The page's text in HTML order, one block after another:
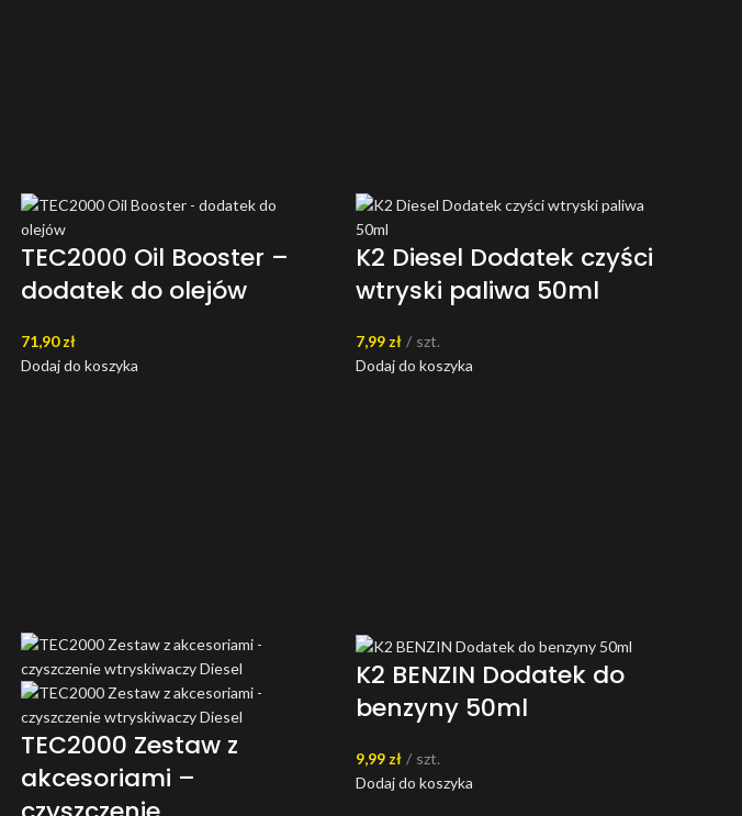
TEC2000 Oil Booster –
dodatek do olejów
71,90zł
Dodaj do koszyka
K2 Diesel Dodatek czyści
wtryski paliwa 50ml
7,99 zł
szt.
Dodaj do koszyka
TEC2000 Zestaw z
akcesoriami –
K2 BENZIN Dodatek do
benzyny 50ml
9,99 zł
szt.
Dodaj do koszyka